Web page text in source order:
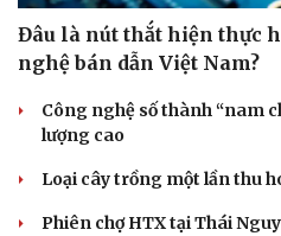
Đâu là nút thắt hiện thực
nghệ bán dẫn Việt Nam?
Công nghệ số thành “nam
lượng cao
Loại cây trồng một lần thu
Phiên chợ HTX tại Thái